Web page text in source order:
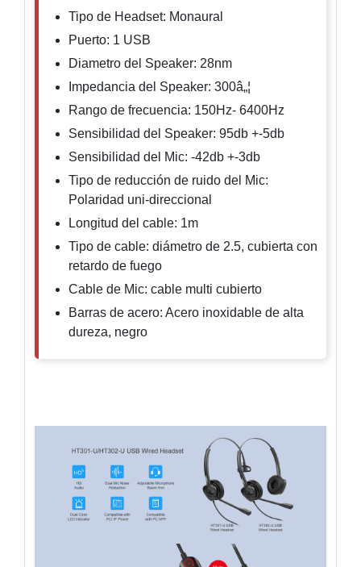
RespaldoInyectores
PoE
PDUPlantas
de
de Largo
AlcanceUPS
- No Break
Kits-
Completos
IP
MegapixelTurboHD
de 4
CanalesTurboHD
Monitores
Pantallas
Seguridad
Protección
Contra
Tipo de Headset: Monaural
Puerto: 1 USB
Diametro del Speaker: 28nm
Impedancia del Speaker: 300â„¦
Rango de frecuencia: 150Hz- 6400Hz
Sensibilidad del Speaker: 95db +-5db
Sensibilidad del Mic: -42db +-3db
Tipo de reducción de ruido del Mic:
Polaridad uni-direccional
Longitud del cable: 1m
Tipo de cable: diámetro de 2.5, cubierta con
retardo de fuego
Cable de Mic: cable multi cubierto
Barras de acero: Acero inoxidable de alta
dureza, negro